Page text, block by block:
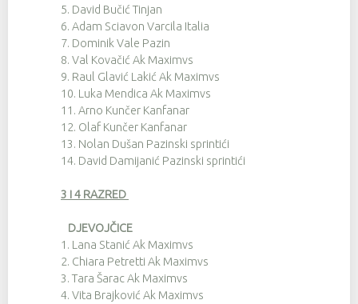
5. David Bučić Tinjan
6. Adam Sciavon Varcila Italia
7. Dominik Vale Pazin
8. Val Kovačić Ak Maximvs
9. Raul Glavić Lakić Ak Maximvs
10. Luka Mendica Ak Maximvs
11. Arno Kunčer Kanfanar
12. Olaf Kunčer Kanfanar
13. Nolan Dušan Pazinski sprintići
14. David Damijanić Pazinski sprintići
3 i 4 RAZRED
DJEVOJČICE
1. Lana Stanić Ak Maximvs
2. Chiara Petretti Ak Maximvs
3. Tara Šarac Ak Maximvs
4. Vita Brajković Ak Maximvs